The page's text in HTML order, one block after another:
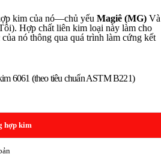
kim của nó—chủ yếu Magiê (MG) Và
). Hợp chất liên kim loại này làm cho
nó thông qua quá trình làm cứng kết
6061 (theo tiêu chuẩn ASTM B221)
hợp kim